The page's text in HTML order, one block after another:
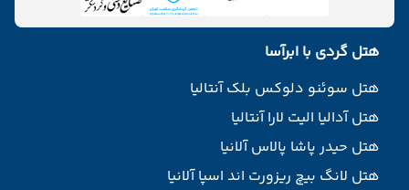
هتل گردی با ابرآسا
هتل سوئنو دلوکس بلک آنتالیا
هتل آدالیا الیت لارا آنتالیا
هتل حیدر پاشا پالاس آلانیا
هتل لانگ بیچ ریزورت اند اسپا آلانیا